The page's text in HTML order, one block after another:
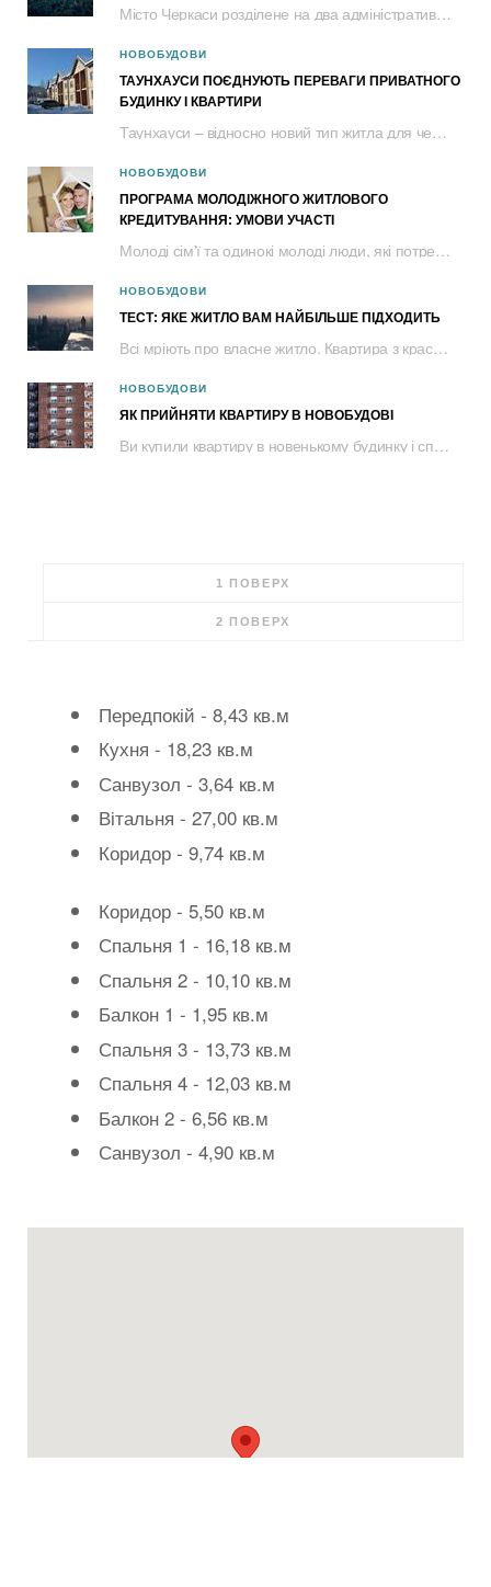
Місто Черкаси розділене на два адміністративні райони – Соснівський та Придніпровський....
НОВОБУДОВИ
ТАУНХАУСИ ПОЄДНУЮТЬ ПЕРЕВАГИ ПРИВАТНОГО
БУДИНКУ І КВАРТИРИ
Таунхауси – відносно новий тип житла для черкащан. Це двоповерховий будинок із...
НОВОБУДОВИ
ПРОГРАМА МОЛОДІЖНОГО ЖИТЛОВОГО
КРЕДИТУВАННЯ: УМОВИ УЧАСТІ
Молоді сім'ї та одинокі молоді люди, які потребують поліпшення житлових умов, можуть...
НОВОБУДОВИ
ТЕСТ: ЯКЕ ЖИТЛО ВАМ НАЙБІЛЬШЕ ПІДХОДИТЬ
Всі мріють про власне житло. Квартира з красивим краєвидом у центрі чи спальному...
НОВОБУДОВИ
ЯК ПРИЙНЯТИ КВАРТИРУ В НОВОБУДОВІ
Ви купили квартиру в новенькому будинку і сподіваєтеся, що будівельники добре...
1 ПОВЕРХ
2 ПОВЕРХ
Передпокій - 8,43 кв.м
Кухня - 18,23 кв.м
Санвузол - 3,64 кв.м
Вітальня - 27,00 кв.м
Коридор - 9,74 кв.м
Коридор - 5,50 кв.м
Спальня 1 - 16,18 кв.м
Спальня 2 - 10,10 кв.м
Балкон 1 - 1,95 кв.м
Спальня 3 - 13,73 кв.м
Спальня 4 - 12,03 кв.м
Балкон 2 - 6,56 кв.м
Санвузол - 4,90 кв.м